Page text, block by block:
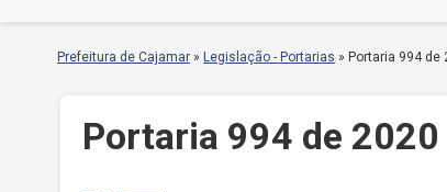
Prefeitura de Cajamar » Legislação - Portarias » Portaria 994 de
Portaria 994 de 2020